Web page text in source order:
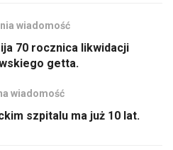
wiadomość
70 rocznica likwidacji
getta.
wiadomość
szpitalu ma już 10 lat.